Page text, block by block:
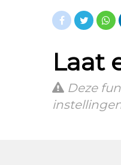
Laat
Deze